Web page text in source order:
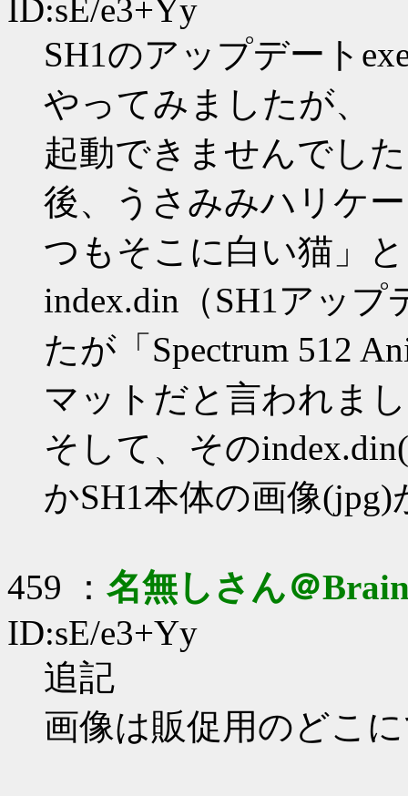
ID:sE/e3+Yy
SH1のアップデート
やってみましたが、
起動できませんでし
後、うさみみハリケ
つもそこに白い猫」
index.din（SH1アッ
たが「Spectrum 512
マットだと言われま
そして、その
かSH1本体の画像
459 ： 名無しさん＠
ID:sE/e3+Yy
追記
画像は販促用のどこ